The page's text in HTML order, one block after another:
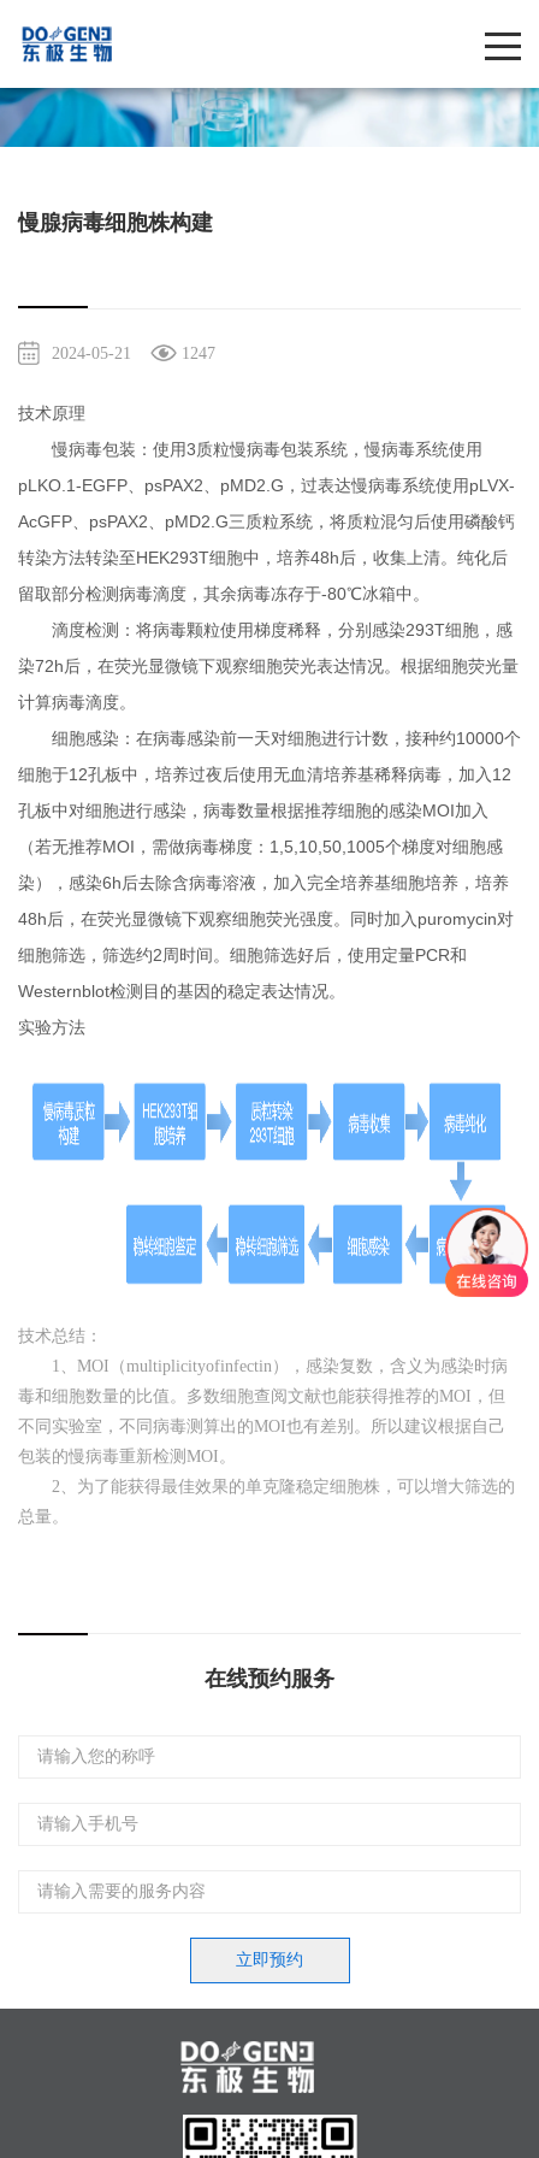
慢腺病毒细胞株构建
2024-05-21 1247
技术原理
慢病毒包装：使用3质粒慢病毒包装系统，慢病毒系统使用
pLKO.1-EGFP、psPAX2、pMD2.G，过表达慢病毒系统使用pLVX-
AcGFP、psPAX2、pMD2.G三质粒系统，将质粒混匀后使用磷酸钙
转染方法转染至HEK293T细胞中，培养48h后，收集上清。纯化后
留取部分检测病毒滴度，其余病毒冻存于-80℃冰箱中。
滴度检测：将病毒颗粒使用梯度稀释，分别感染293T细胞，感
染72h后，在荧光显微镜下观察细胞荧光表达情况。根据细胞荧光量
计算病毒滴度。
细胞感染：在病毒感染前一天对细胞进行计数，接种约10000个
细胞于12孔板中，培养过夜后使用无血清培养基稀释病毒，加入12
孔板中对细胞进行感染，病毒数量根据推荐细胞的感染MOI加入
（若无推荐MOI，需做病毒梯度：1,5,10,50,1005个梯度对细胞感
染），感染6h后去除含病毒溶液，加入完全培养基细胞培养，培养
48h后，在荧光显微镜下观察细胞荧光强度。同时加入puromycin对
细胞筛选，筛选约2周时间。细胞筛选好后，使用定量PCR和
Westernblot检测目的基因的稳定表达情况。
实验方法
技术总结：
1、MOI（multiplicityofinfectin），感染复数，含义为感染时病
毒和细胞数量的比值。多数细胞查阅文献也能获得推荐的MOI，但
不同实验室，不同病毒测算出的MOI也有差别。所以建议根据自己
包装的慢病毒重新检测MOI。
2、为了能获得最佳效果的单克隆稳定细胞株，可以增大筛选的
总量。
在线预约服务